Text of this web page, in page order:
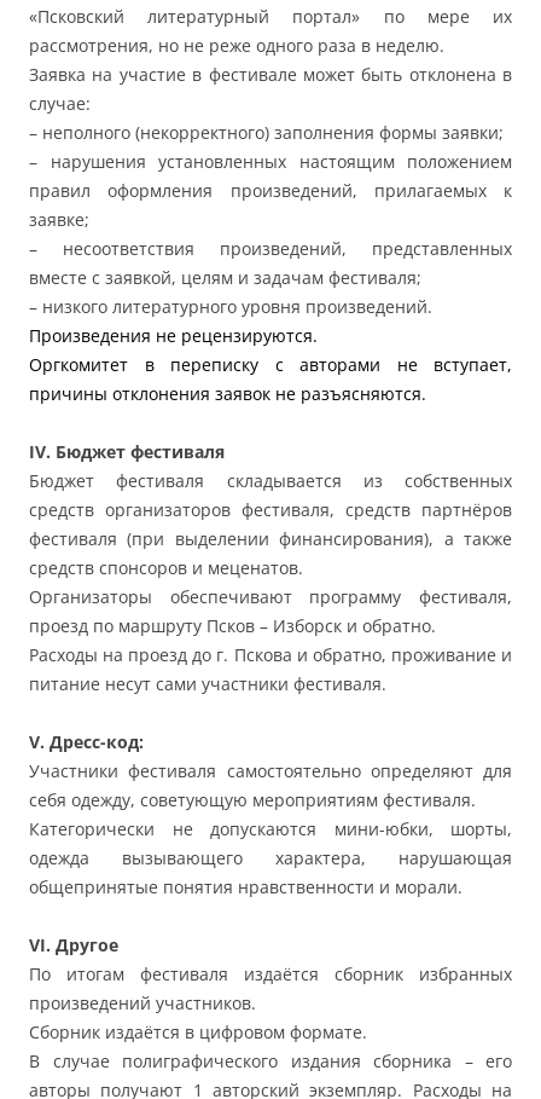
«Псковский литературный портал» по мере их
рассмотрения, но не реже одного раза в неделю.
Заявка на участие в фестивале может быть отклонена в
случае:
– неполного (некорректного) заполнения формы заявки;
– нарушения установленных настоящим положением
правил оформления произведений, прилагаемых к
заявке;
– несоответствия произведений, представленных
вместе с заявкой, целям и задачам фестиваля;
– низкого литературного уровня произведений.
Произведения не рецензируются.
Оргкомитет в переписку с авторами не вступает,
причины отклонения заявок не разъясняются.
IV. Бюджет фестиваля
Бюджет фестиваля складывается из собственных
средств организаторов фестиваля, средств партнёров
фестиваля (при выделении финансирования), а также
средств спонсоров и меценатов.
Организаторы обеспечивают программу фестиваля,
проезд по маршруту Псков – Изборск и обратно.
Расходы на проезд до г. Пскова и обратно, проживание и
питание несут сами участники фестиваля.
V. Дресс-код:
Участники фестиваля самостоятельно определяют для
себя одежду, советующую мероприятиям фестиваля.
Категорически не допускаются мини-юбки, шорты,
одежда вызывающего характера, нарушающая
общепринятые понятия нравственности и морали.
VI. Другое
По итогам фестиваля издаётся сборник избранных
произведений участников.
Сборник издаётся в цифровом формате.
В случае полиграфического издания сборника – его
авторы получают 1 авторский экземпляр. Расходы на